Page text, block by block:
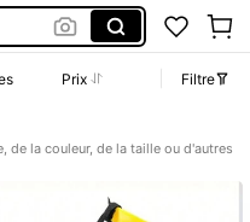
Prix
Filtre
de la couleur, de la taille ou d'autres